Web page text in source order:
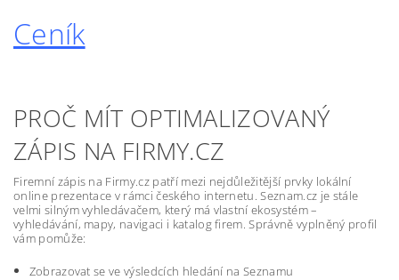
Ceník
PROČ MÍT OPTIMALIZOVANÝ
ZÁPIS NA FIRMY.CZ
Firemní zápis na Firmy.cz patří mezi nejdůležitější prvky lokální
online prezentace v rámci českého internetu. Seznam.cz je stále
velmi silným vyhledávačem, který má vlastní ekosystém –
vyhledávání, mapy, navigaci i katalog firem. Správně vyplněný profil
vám pomůže:
Zobrazovat se ve výsledcích hledání na Seznamu